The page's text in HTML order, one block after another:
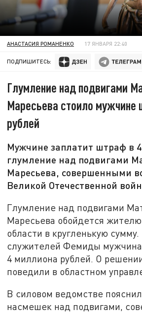
АНАСТАСИЯ РОМАНЕНКО 17 ЯНВАРЯ 22:40
ПОДПИШИТЕСЬ:
Глумление над подвигами
Маресьева стоило мужчине
рублей
Мужчине заплатит штраф в
глумление над подвигами
Маресьева, совершенными
Великой Отечественной
Глумление над подвигами
Маресьева обойдется
области в кругленькую
служителей Фемиды
4 миллиона рублей. О
поведили в областном
В силовом ведомстве
насмешек над подвигами,